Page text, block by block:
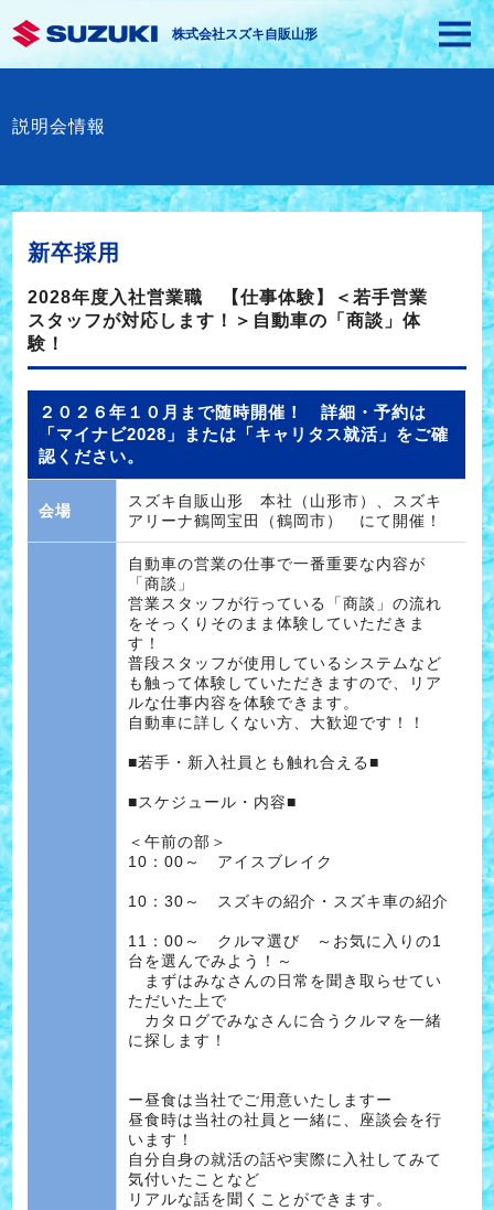
株式会社スズキ自販山形
説明会情報
新卒採用
2028年度入社営業職 【仕事体験】＜若手営業
スタッフが対応します！＞自動車の「商談」体
験！
２０２６年１０月まで随時開催！ 詳細・予約は
「マイナビ2028」または「キャリタス就活」をご確
認ください。
会場
スズキ自販山形 本社（山形市）、スズキ
アリーナ鶴岡宝田（鶴岡市） にて開催！
自動車の営業の仕事で一番重要な内容が
「商談」
営業スタッフが行っている「商談」の流れ
をそっくりそのまま体験していただきま
す！
普段スタッフが使用しているシステムなど
も触って体験していただきますので、リア
ルな仕事内容を体験できます。
自動車に詳しくない方、大歓迎です！！
■若手・新入社員とも触れ合える■
■スケジュール・内容■
＜午前の部＞
10：00～ アイスブレイク
10：30～ スズキの紹介・スズキ車の紹介
11：00～ クルマ選び ～お気に入りの1
台を選んでみよう！～
まずはみなさんの日常を聞き取らせてい
ただいた上で
カタログでみなさんに合うクルマを一緒
に探します！
ー昼食は当社でご用意いたしますー
昼食時は当社の社員と一緒に、座談会を行
います！
自分自身の就活の話や実際に入社してみて
気付いたことなど
リアルな話を聞くことができます。